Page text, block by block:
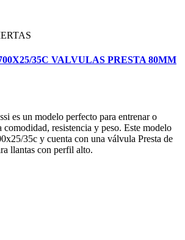
35C VALVULAS PRESTA 80MM
es un modelo perfecto para entrenar o
resistencia y peso. Este modelo
35c y cuenta con una válvula Presta de
llantas con perfil alto.